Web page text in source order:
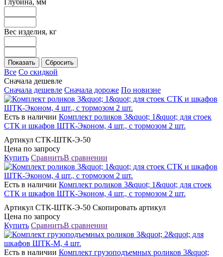
Вес изделия, кг
Все Со скидкой
Сначала дешевле
Сначала дешевле Сначала дороже По новизне
Есть в наличии Комплект роликов 3&quot; 1&quot; для стоек
СТК и шкафов ШТК-Эконом, 4 шт., с тормозом 2 шт.
Артикул СТК-ШТК-Э-50
Цена по запросу
Купить СравнитьВ сравнении
Есть в наличии Комплект роликов 3&quot; 1&quot; для стоек
СТК и шкафов ШТК-Эконом, 4 шт., с тормозом 2 шт.
Артикул СТК-ШТК-Э-50 Скопировать артикул
Цена по запросу
Купить СравнитьВ сравнении
Есть в наличии Комплект грузоподъемных роликов 3&quot;